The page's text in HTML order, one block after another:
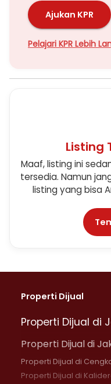
Ajukan KPR
Pelajari KPR Lebih
Listing
Maaf, listing ini
tersedia. Namun
listing yang bisa
Properti Dijual
Properti Dijual di
Properti Dijual di
Properti Dijual di
Properti Dijual di